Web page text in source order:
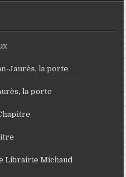
Jaurès, la porte
la porte
Librairie Michaud